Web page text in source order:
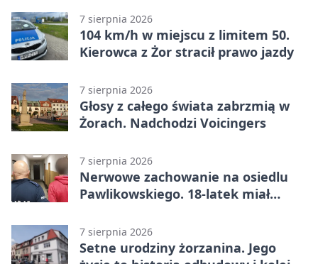
7 sierpnia 2026
104 km/h w miejscu z limitem 50.
Kierowca z Żor stracił prawo jazdy
7 sierpnia 2026
Głosy z całego świata zabrzmią w
Żorach. Nadchodzi Voicingers
7 sierpnia 2026
Nerwowe zachowanie na osiedlu
Pawlikowskiego. 18-latek miał
7 sierpnia 2026
Setne urodziny żorzanina. Jego